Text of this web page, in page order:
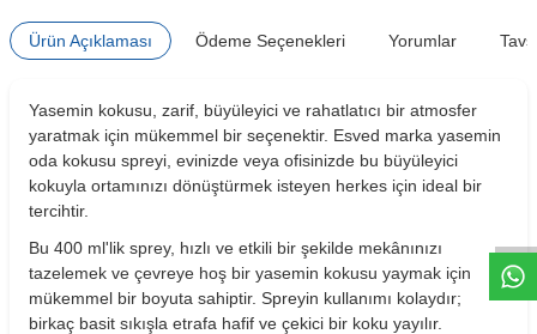
Ürün Açıklaması Ödeme Seçenekleri Yorumlar
Yasemin kokusu, zarif, büyüleyici ve rahatlatıcı bir atmosfer
yaratmak için mükemmel bir seçenektir. Esved marka yasemin
oda kokusu spreyi, evinizde veya ofisinizde bu büyüleyici
kokuyla ortamınızı dönüştürmek isteyen herkes için ideal bir
tercihtir.
Bu 400 ml'lik sprey, hızlı ve etkili bir şekilde mekânınızı
tazelemek ve çevreye hoş bir yasemin kokusu yaymak için
mükemmel bir boyuta sahiptir. Spreyin kullanımı kolaydır;
birkaç basit sıkışla etrafa hafif ve çekici bir koku yayılır.